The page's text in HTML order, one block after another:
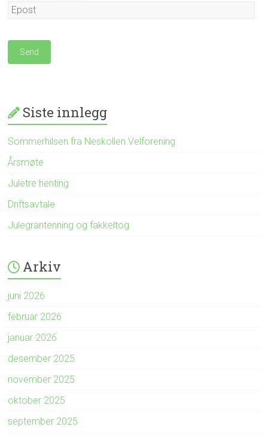
Siste innlegg
Sommerhilsen fra Neskollen Velforening
Årsmøte
Juletre henting
Driftsavtale
Julegrantenning og fakkeltog
Arkiv
juni 2026
februar 2026
januar 2026
desember 2025
november 2025
oktober 2025
september 2025